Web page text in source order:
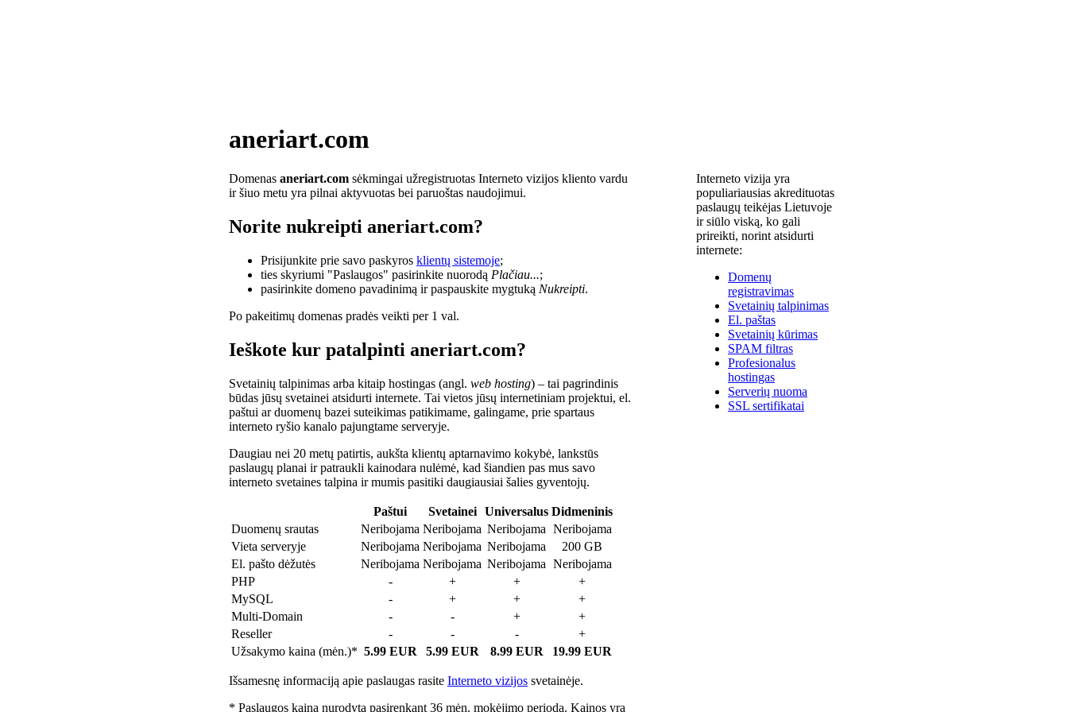
aneriart.com
Domenas aneriart.com sėkmingai užregistruotas Interneto vizijos kliento vardu
ir šiuo metu yra pilnai aktyvuotas bei paruoštas naudojimui.
Norite nukreipti aneriart.com?
Prisijunkite prie savo paskyros klientų sistemoje;
ties skyriumi "Paslaugos" pasirinkite nuorodą Plačiau...;
pasirinkite domeno pavadinimą ir paspauskite mygtuką Nukreipti.
Po pakeitimų domenas pradės veikti per 1 val.
Ieškote kur patalpinti aneriart.com?
Svetainių talpinimas arba kitaip hostingas (angl. web hosting) – tai pagrindinis
būdas jūsų svetainei atsidurti internete. Tai vietos jūsų internetiniam projektui, el.
paštui ar duomenų bazei suteikimas patikimame, galingame, prie spartaus
interneto ryšio kanalo pajungtame serveryje.
Daugiau nei 20 metų patirtis, aukšta klientų aptarnavimo kokybė, lankstūs
paslaugų planai ir patraukli kainodara nulėmė, kad šiandien pas mus savo
interneto svetaines talpina ir mumis pasitiki daugiausiai šalies gyventojų.
Paštui Svetainei Universalus Didmeninis
Duomenų srautas
Neribojama Neribojama Neribojama Neribojama
Vieta serveryje
Neribojama Neribojama Neribojama
200 GB
El. pašto dėžutės
Neribojama Neribojama Neribojama Neribojama
PHP
- + +
+
MySQL
- + +
+
Multi-Domain
- - +
+
Reseller
- - -
+
Užsakymo kaina (mėn.)* 5.99 EUR 5.99 EUR 8.99 EUR 19.99 EUR
Išsamesnę informaciją apie paslaugas rasite Interneto vizijos svetainėje.
* Paslaugos kaina nurodyta pasirenkant 36 mėn. mokėjimo periodą. Kainos yra
Interneto vizija yra
populiariausias akredituotas
paslaugų teikėjas Lietuvoje
ir siūlo viską, ko gali
prireikti, norint atsidurti
internete:
Domenų
registravimas
Svetainių talpinimas
El. paštas
Svetainių kūrimas
SPAM filtras
Profesionalus
hostingas
Serverių nuoma
SSL sertifikatai